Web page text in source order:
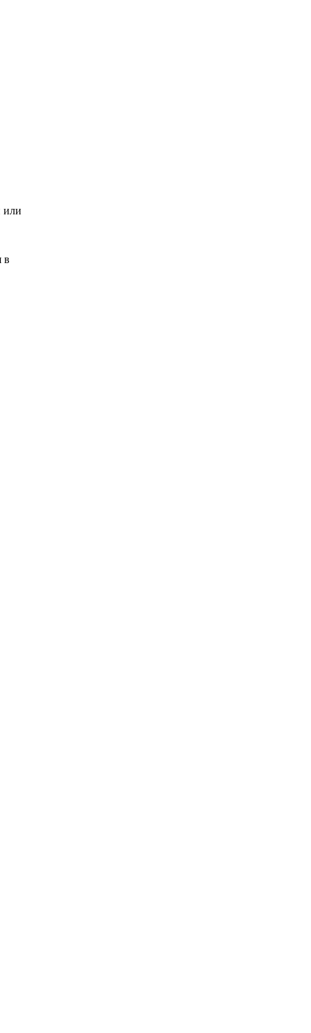
или
в